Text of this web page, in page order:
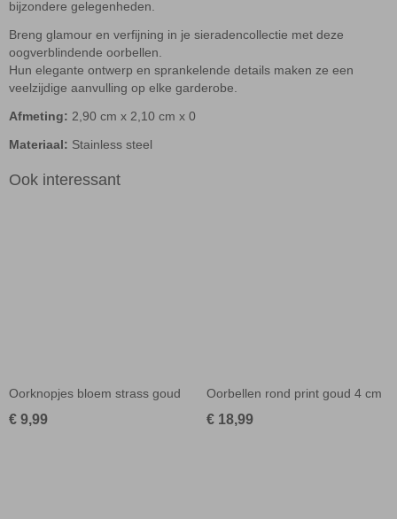
bijzondere gelegenheden.
Breng glamour en verfijning in je sieradencollectie met deze
oogverblindende oorbellen.
Hun elegante ontwerp en sprankelende details maken ze een
veelzijdige aanvulling op elke garderobe.
Afmeting: 2,90 cm x 2,10 cm x 0
Materiaal: Stainless steel
Ook interessant
Oorknopjes bloem strass goud
€ 9,99
Oorbellen rond print goud 4 cm
€ 18,99